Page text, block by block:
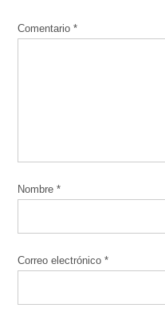
Comentario*
Nombre*
Correo electrónico*